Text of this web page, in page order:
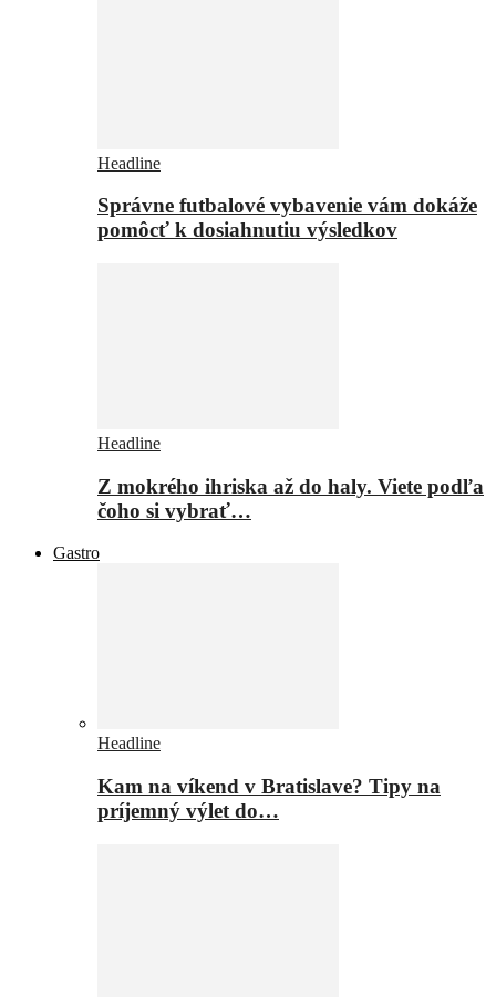
Headline
Správne futbalové vybavenie vám dokáže
pomôcť k dosiahnutiu výsledkov
Headline
Z mokrého ihriska až do haly. Viete podľa
čoho si vybrať…
Gastro
Headline
Kam na víkend v Bratislave? Tipy na
príjemný výlet do…